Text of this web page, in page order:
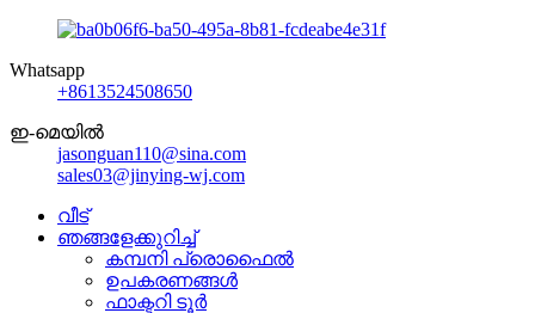
Whatsapp
+8613524508650
ഇ-മെയിൽ
jasonguan110@sina.com
sales03@jinying-wj.com
വീട്
ഞങ്ങളേക്കുറിച്ച്
കമ്പനി പ്രൊഫൈൽ
ഉപകരണങ്ങൾ
ഫാക്ടറി ടൂർ